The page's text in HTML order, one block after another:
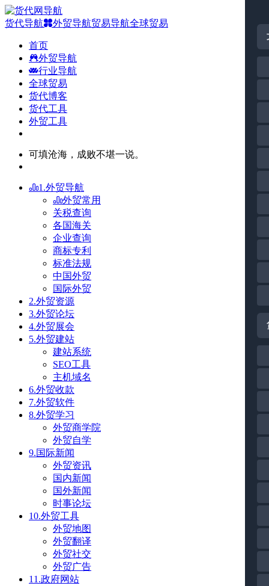
货代导航 外贸导航贸易导航全球贸易
首页
外贸导航
行业导航
全球贸易
货代博客
货代工具
外贸工具
可填沧海，成败不堪一说。
1.外贸导航
外贸常用
关税查询
各国海关
企业查询
商标专利
标准法规
中国外贸
国际外贸
2.外贸资源
3.外贸论坛
4.外贸展会
5.外贸建站
建站系统
SEO工具
主机域名
6.外贸收款
7.外贸软件
8.外贸学习
外贸商学院
外贸自学
9.国际新闻
外贸资讯
国内新闻
国外新闻
时事论坛
10.外贸工具
外贸地图
外贸翻译
外贸社交
外贸广告
11.政府网站